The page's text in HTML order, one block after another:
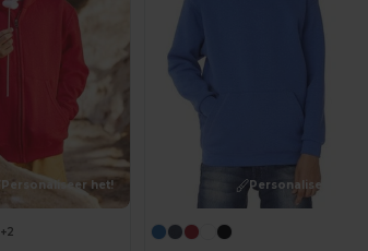
Personaliseer het!
+2
Personaliseer het!